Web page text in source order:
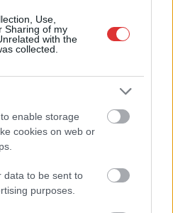
Use,
Sharing of my
with the
collected.
enable storage
cookies on web or
data to be sent to
purposes.
bejelentés előtt terjedt
a hír Szolnokon, hogy
valami készül a város
konkrétumok helyett
tudott a lakosság. A
információhoz jutni, kevés
még az is elhangzott, hogy
érkezik” – ehhez képest nem
oldatkeverő üzem érkezése